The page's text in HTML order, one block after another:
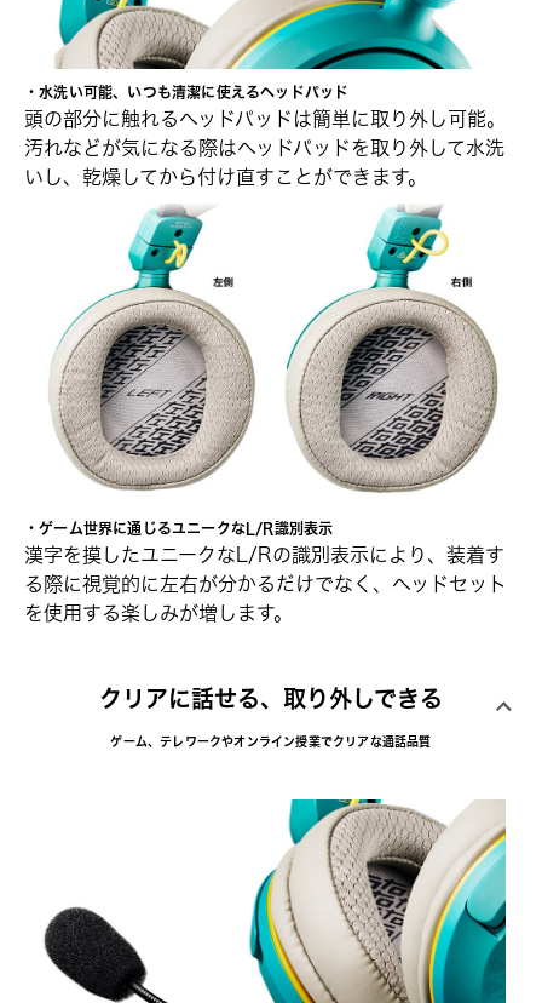
・水洗い可能、いつも清潔に使えるヘッドパッド
頭の部分に触れるヘッドパッドは簡単に取り外し可能。
汚れなどが気になる際はヘッドパッドを取り外して水洗
いし、乾燥してから付け直すことができます。
・ゲーム世界に通じるユニークなL/R識別表示
漢字を摸したユニークなL/Rの識別表示により、装着す
る際に視覚的に左右が分かるだけでなく、ヘッドセット
を使用する楽しみが増します。
クリアに話せる、取り外しできる
ゲーム、テレワークやオンライン授業でクリアな通話品質